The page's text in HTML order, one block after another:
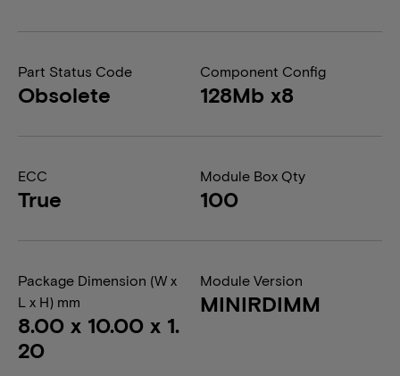
Part Status Code
Obsolete
Component Config
128Mb x8
ECC
True
Module Box Qty
100
Package Dimension (W x
L x H) mm
8.00 x 10.00 x 1.
20
Module Version
MINIRDIMM